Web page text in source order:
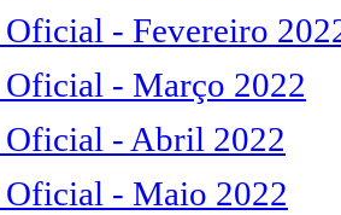
- Fevereiro
- Março 2022
- Abril 2022
- Maio 2022